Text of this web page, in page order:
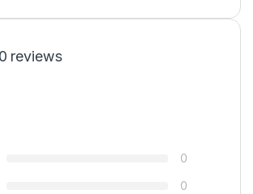
reviews
0
0